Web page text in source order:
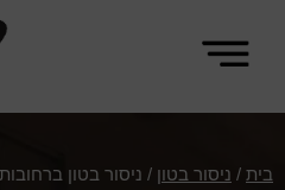
content
בית / ניסור בטון / ניסור בטון ברחובות